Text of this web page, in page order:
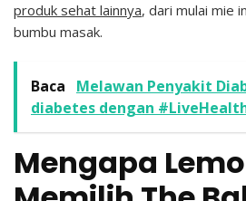
produk sehat lainnya, dari mulai mie
bumbu masak.
Baca
Melawan Penyakit
diabetes dengan
Mengapa